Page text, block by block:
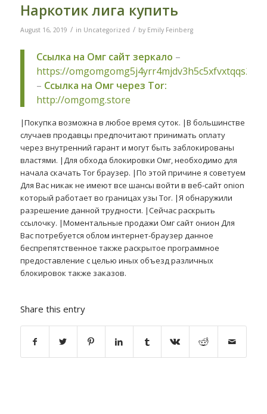
Наркотик лига купить
August 16, 2019 / in Uncategorized / by Emily Feinberg
Ссылка на Омг сайт зеркало –
https://
– Ссылка на Омг через Tor:
http://omgomg.store
|Покупка возможна в любое время суток. |В большинстве
случаев продавцы предпочитают принимать оплату
через внутренний гарант и могут быть заблокированы
властями. |Для обхода блокировки Омг, необходимо для
начала скачать Tor браузер. |По этой причине я советуем
Для Вас никак не имеют все шансы войти в веб-сайт onion
который работает во границах узы Tor. |Я обнаружили
разрешение данной трудности. |Сейчас раскрыть
ссылочку. |Моментальные продажи Омг сайт онион Для
Вас потребуется облом интернет-браузер данное
беспрепятственное также раскрытое программное
предоставление с целью иных объезд различных
блокировок также заказов.
Share this entry